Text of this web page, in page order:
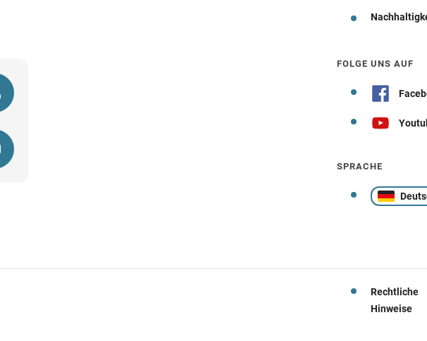
FOLGE UNS AUF
SPRACHE
Rechtliche
Hinweise